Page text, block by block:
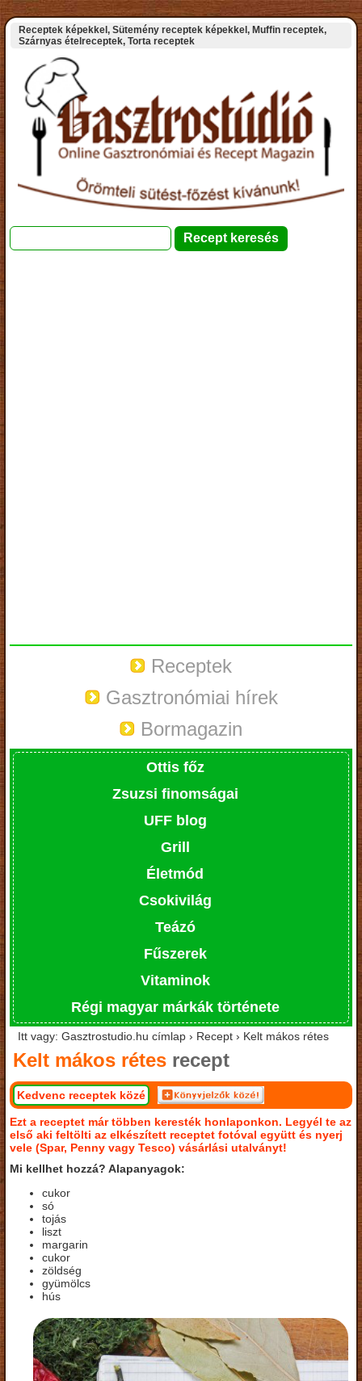
Receptek képekkel, Sütemény receptek képekkel, Muffin receptek,
Szárnyas ételreceptek, Torta receptek
Receptek
Gasztronómiai hírek
Bormagazin
Ottis főz
Zsuzsi finomságai
UFF blog
Grill
Életmód
Csokivilág
Teázó
Fűszerek
Vitaminok
Régi magyar márkák története
Itt vagy: Gasztrostudio.hu címlap › Recept › Kelt mákos rétes
Kelt mákos rétes recept
Kedvenc receptek közé
Ezt a receptet már többen keresték honlaponkon. Legyél te az
első aki feltölti az elkészített receptet fotóval együtt és nyerj
vele (Spar, Penny vagy Tesco) vásárlási utalványt!
Mi kellhet hozzá? Alapanyagok:
cukor
só
tojás
liszt
margarin
cukor
zöldség
gyümölcs
hús